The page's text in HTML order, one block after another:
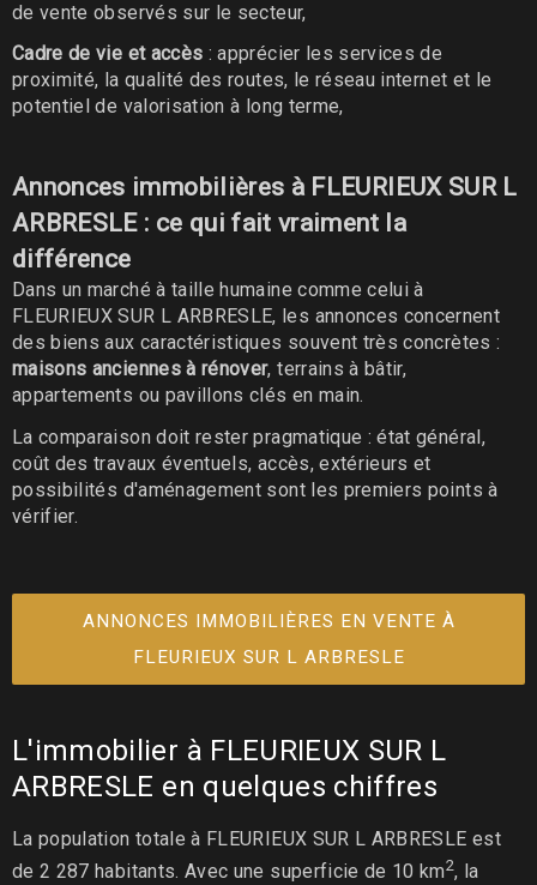
de vente observés sur le secteur,
Cadre de vie et accès : apprécier les services de
proximité, la qualité des routes, le réseau internet et le
potentiel de valorisation à long terme,
Annonces immobilières à FLEURIEUX SUR L
ARBRESLE : ce qui fait vraiment la
différence
Dans un marché à taille humaine comme celui à
FLEURIEUX SUR L ARBRESLE, les annonces concernent
des biens aux caractéristiques souvent très concrètes :
maisons anciennes à rénover, terrains à bâtir,
appartements ou pavillons clés en main.
La comparaison doit rester pragmatique : état général,
coût des travaux éventuels, accès, extérieurs et
possibilités d'aménagement sont les premiers points à
vérifier.
ANNONCES IMMOBILIÈRES EN VENTE À
FLEURIEUX SUR L ARBRESLE
L'immobilier à FLEURIEUX SUR L
ARBRESLE en quelques chiffres
La population totale à FLEURIEUX SUR L ARBRESLE est
de 2 287 habitants. Avec une superficie de 10 km2, la